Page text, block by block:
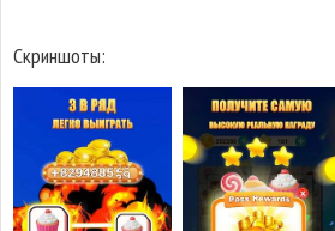
Скриншоты: